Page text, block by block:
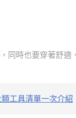
，同時也要穿著舒
工具清單一次介紹